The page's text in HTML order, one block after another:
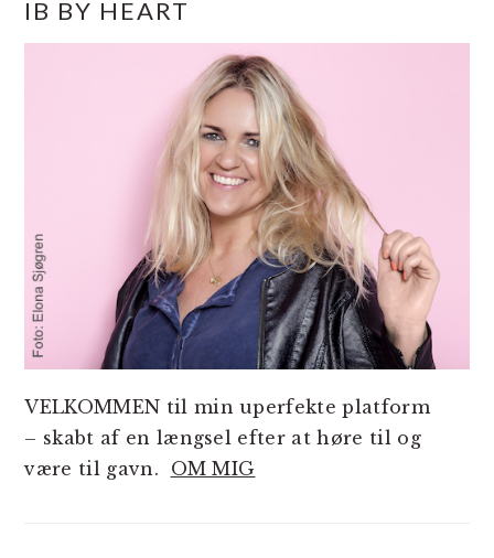
SIDEBAR
IB BY HEART
VELKOMMEN til min uperfekte platform
– skabt af en længsel efter at høre til og
være til gavn. OM MIG